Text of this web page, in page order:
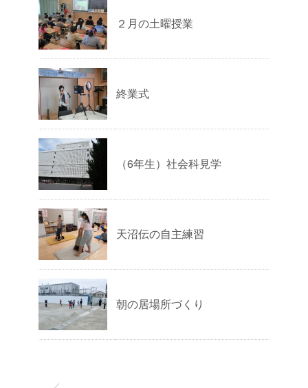
２月の土曜授業
終業式
（6年生）社会科見学
天沼伝の自主練習
朝の居場所づくり